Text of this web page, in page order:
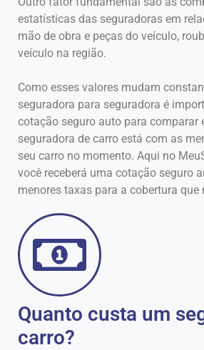
estatísticas das seguradoras em
mão de obra e peças do veículo,
veículo na região.
Como esses valores mudam
seguradora para seguradora é
cotação seguro auto para comparar
seguradora de carro está com as
seu carro no momento. Aqui no
você receberá uma cotação seguro
menores taxas para a cobertura que
Quanto custa um
carro?